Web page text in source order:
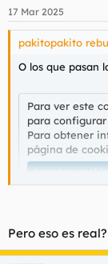
e
s
17 Mar 2025
pakitopakito
O los que pasan
Para ver este
para
Para obtener
página de
Aceptar
Pero eso es real?